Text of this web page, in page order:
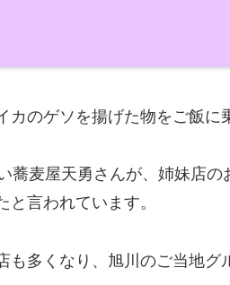
カのゲソを揚げた物をご飯に
蕎麦屋天勇さんが、姉妹店
言われています。
多くなり、旭川のご当地グ